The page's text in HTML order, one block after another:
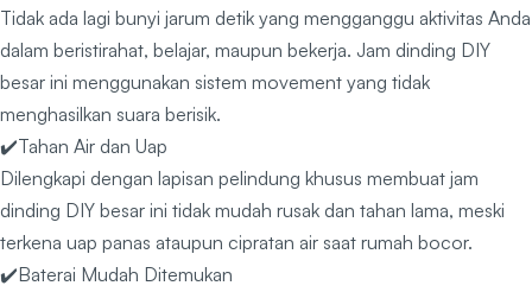
Tidak ada lagi bunyi jarum detik yang mengganggu aktivitas Anda
dalam beristirahat, belajar, maupun bekerja. Jam dinding DIY
besar ini menggunakan sistem movement yang tidak
menghasilkan suara berisik.
✔️Tahan Air dan Uap
Dilengkapi dengan lapisan pelindung khusus membuat jam
dinding DIY besar ini tidak mudah rusak dan tahan lama, meski
terkena uap panas ataupun cipratan air saat rumah bocor.
✔️Baterai Mudah Ditemukan